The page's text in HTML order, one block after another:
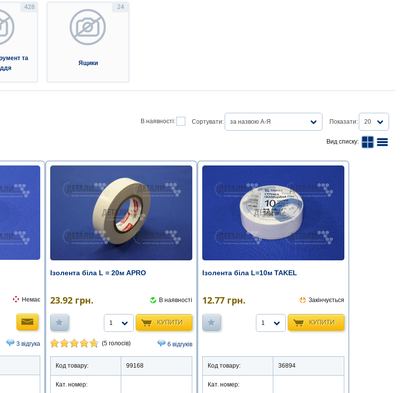
428
та
24
Ящики
В наявності: Сортувати: за назвою А-Я Показати: 20
Вид списку:
Немає
3 відгука
Ізолента біла L = 20м APRO
23.92 грн. В наявності
КУПИТИ
1
(5 голосів) 6 відгуків
Код товару: 99168
Кат. номер:
Ізолента біла L=10м TAKEL
12.77 грн. Закінчується
КУПИТИ
1
Код товару: 36894
Кат. номер: